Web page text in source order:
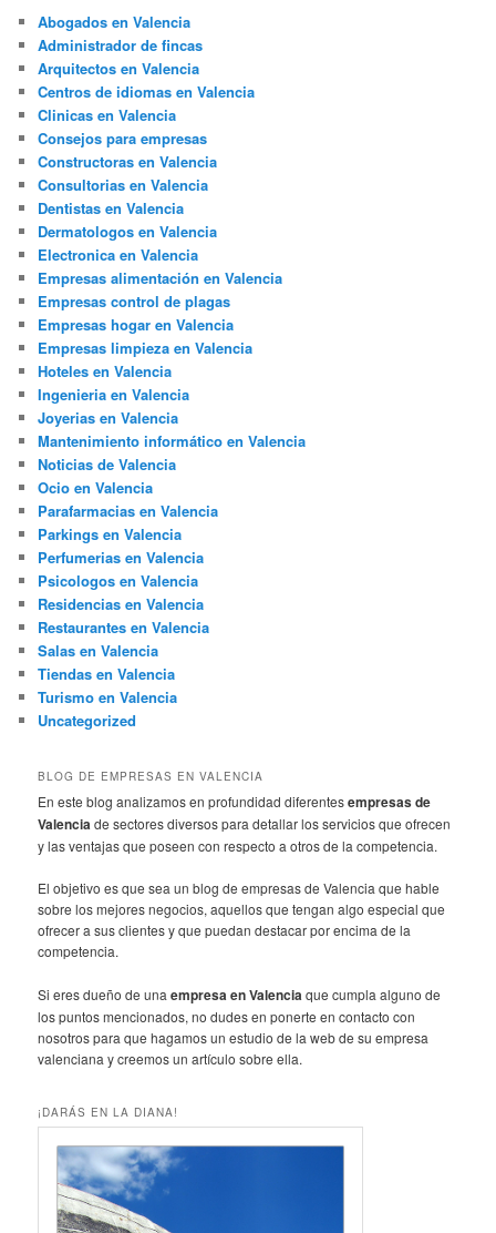
Abogados en Valencia
Administrador de fincas
Arquitectos en Valencia
Centros de idiomas en Valencia
Clinicas en Valencia
Consejos para empresas
Constructoras en Valencia
Consultorias en Valencia
Dentistas en Valencia
Dermatologos en Valencia
Electronica en Valencia
Empresas alimentación en Valencia
Empresas control de plagas
Empresas hogar en Valencia
Empresas limpieza en Valencia
Hoteles en Valencia
Ingenieria en Valencia
Joyerias en Valencia
Mantenimiento informático en Valencia
Noticias de Valencia
Ocio en Valencia
Parafarmacias en Valencia
Parkings en Valencia
Perfumerias en Valencia
Psicologos en Valencia
Residencias en Valencia
Restaurantes en Valencia
Salas en Valencia
Tiendas en Valencia
Turismo en Valencia
Uncategorized
BLOG DE EMPRESAS EN VALENCIA
En este blog analizamos en profundidad diferentesempresas de
Valenciade sectores diversos para detallar los servicios que ofrecen
y las ventajas que poseen con respecto a otros de la competencia.
El objetivo es que sea un blog de empresas de Valencia que hable
sobre los mejores negocios, aquellos que tengan algo especial que
ofrecer a sus clientes y que puedan destacar por encima de la
competencia.
Si eres dueño de unaempresa en Valenciaque cumpla alguno de
los puntos mencionados, no dudes en ponerte en contacto con
nosotros para que hagamos un estudio de la web de su empresa
valenciana y creemos un artículo sobre ella.
¡DARÁS EN LA DIANA!